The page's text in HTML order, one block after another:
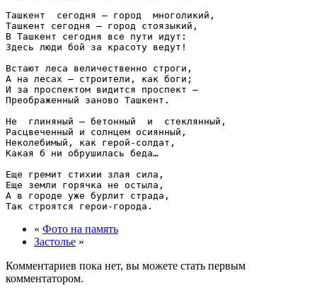
Ташкент  сегодня — город  многоликий,
Ташкент сегодня — город стоязыкий,
В Ташкент сегодня все пути идут:
Здесь люди бой за красоту ведут!
Встают леса величественно строги,
А на лесах — строители, как боги;
И за проспектом видится проспект —
Преображенный заново Ташкент.
Не  глиняный — бетонный  и  стеклянный,
Расцвеченный и солнцем осиянный,
Неколебимый, как герой-солдат,
Какая б ни обрушилась беда…
Еще гремит стихии злая сила,
Еще земли горячка не остыла,
А в городе уже бурлит страда,
« Фото на память
Застолье »
Комментариев пока нет, вы можете стать первым
комментатором.